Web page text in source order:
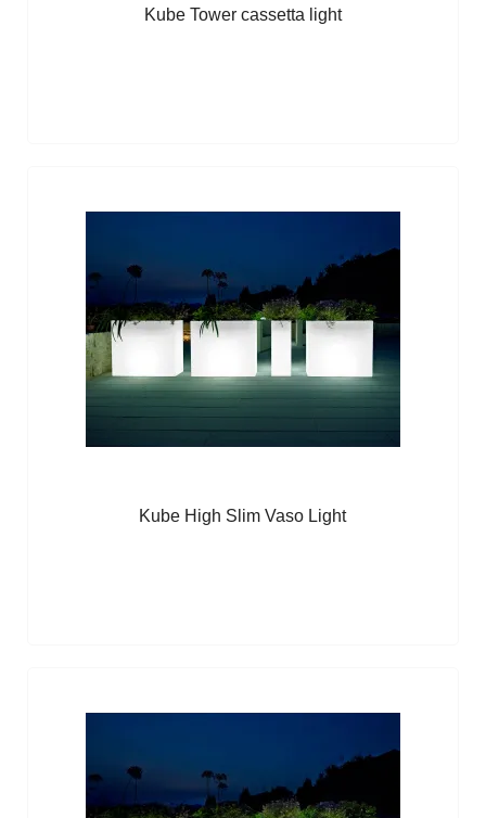
Kube Tower cassetta light
Kube High Slim Vaso Light